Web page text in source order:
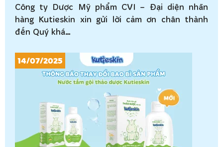
Công ty Dược Mỹ phẩm CVI – Đại diện nhãn
hàng Kutieskin xin gửi lời cảm ơn chân thành
đến Quý khá…
14/07/2025